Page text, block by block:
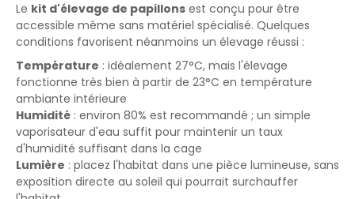
Le kit d'élevage de papillons est conçu pour être
accessible même sans matériel spécialisé. Quelques
conditions favorisent néanmoins un élevage réussi :
Température : idéalement 27°C, mais l'élevage
fonctionne très bien à partir de 23°C en température
ambiante intérieure
Humidité : environ 80% est recommandé ; un simple
vaporisateur d'eau suffit pour maintenir un taux
d'humidité suffisant dans la cage
Lumière : placez l'habitat dans une pièce lumineuse, sans
exposition directe au soleil qui pourrait surchauffer